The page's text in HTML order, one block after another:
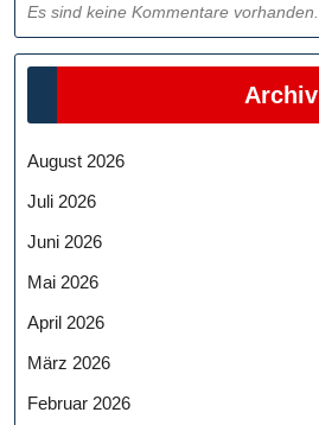
Es sind keine Kommentare vorhanden.
Archiv
August 2026
Juli 2026
Juni 2026
Mai 2026
April 2026
März 2026
Februar 2026